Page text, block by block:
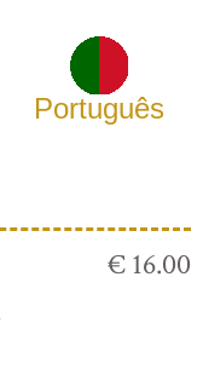
Português
€ 16.00